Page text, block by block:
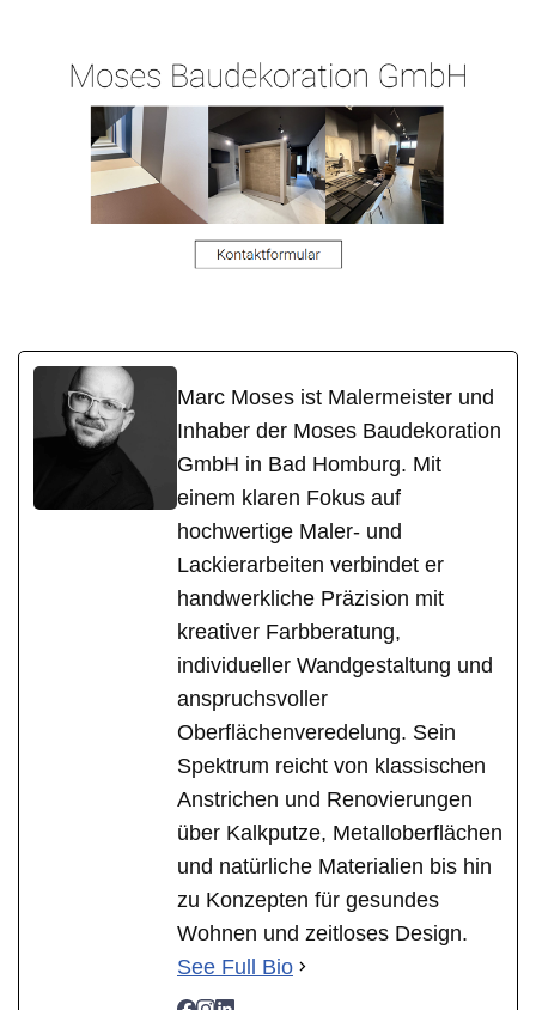
Marc Moses ist Malermeister und
Inhaber der Moses Baudekoration
GmbH in Bad Homburg. Mit
einem klaren Fokus auf
hochwertige Maler- und
Lackierarbeiten verbindet er
handwerkliche Präzision mit
kreativer Farbberatung,
individueller Wandgestaltung und
anspruchsvoller
Oberflächenveredelung. Sein
Spektrum reicht von klassischen
Anstrichen und Renovierungen
über Kalkputze, Metalloberflächen
und natürliche Materialien bis hin
zu Konzepten für gesundes
Wohnen und zeitloses Design.
See Full Bio